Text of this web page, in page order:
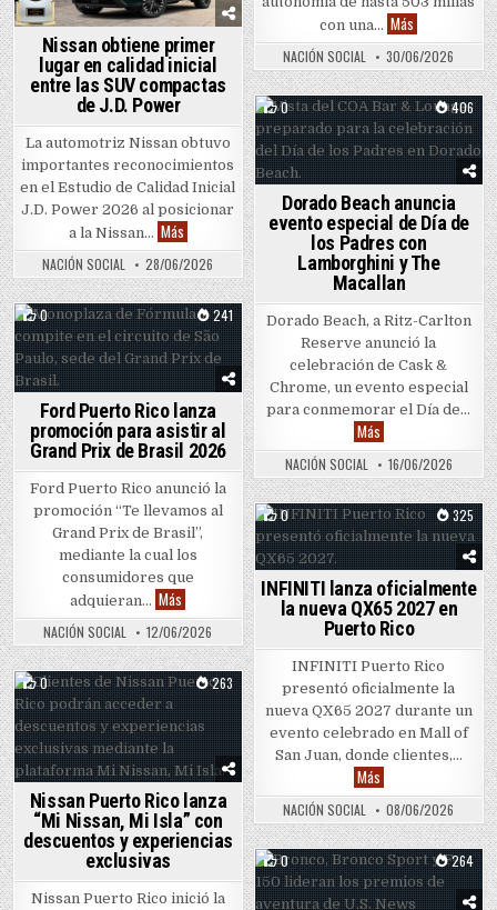
con una… Más Nuevo
NACIÓN SOCIAL 30/06/2026
Nissan obtiene primer
lugar en calidad inicial
entre las SUV compactas
de J.D. Power
La automotriz Nissan obtuvo
importantes reconocimientos
en el Estudio de Calidad Inicial
J.D. Power 2026 al posicionar
a la Nissan… MásNissan obtiene primer lugar en calidad inicial entre las
NACIÓN SOCIAL 28/06/2026
0 406
Posted in
Dorado Beach anuncia
evento especial de Día de
los Padres con
Lamborghini y The
Macallan
Dorado Beach, a Ritz-Carlton
Reserve anunció la
celebración de Cask &
Chrome, un evento especial
para conmemorar el Día de…
MásDorado Beach
NACIÓN SOCIAL 16/06/2026
0 241
Posted in
Ford Puerto Rico lanza
promoción para asistir al
Grand Prix de Brasil 2026
Ford Puerto Rico anunció la
promoción “Te llevamos al
Grand Prix de Brasil”,
mediante la cual los
consumidores que
adquieran… Más Ford Puerto Rico lanza promoción para asistir al
NACIÓN SOCIAL 12/06/2026
0 325
Posted in
INFINITI lanza oficialmente
la nueva QX65 2027 en
Puerto Rico
INFINITI Puerto Rico
presentó oficialmente la
nueva QX65 2027 durante un
evento celebrado en Mall of
San Juan, donde clientes,…
MásINFINITI lanza
NACIÓN SOCIAL 08/06/2026
0 263
Posted in
Nissan Puerto Rico lanza
“Mi Nissan, Mi Isla” con
descuentos y experiencias
exclusivas
Nissan Puerto Rico inició la
0 264
Posted in